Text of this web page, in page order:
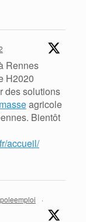
Rennes
H2020
des solutions
agricole
Bientôt
accueil/
·